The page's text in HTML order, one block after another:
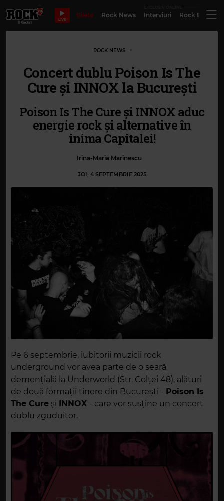
LIVE
Bilete Rock News Interviuri Rock
ROCK NEWS
Concert dublu Poison Is The
Cure și INNOX la București
Poison Is The Cure și INNOX aduc
energie rock și alternative în
inima Capitalei!
Irina-Maria Marinescu
JOI, 4 SEPTEMBRIE 2025
Pe 6 septembrie, iubitorii muzicii rock
underground vor avea parte de o seară
demențială la Underworld (Str. Colței 48), alături
de două formații tinere din București - Poison Is
The Cure și INNOX - care vor susține un concert
dublu zguduitor.